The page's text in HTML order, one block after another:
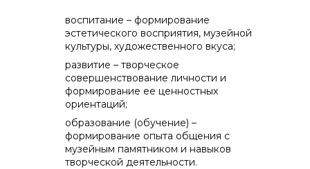
воспитание – формирование
эстетического восприятия, музейной
культуры, художественного вкуса;
развитие – творческое
совершенствование личности и
формирование ее ценностных
ориентаций;
образование (обучение) –
формирование опыта общения с
музейным памятником и навыков
творческой деятельности.